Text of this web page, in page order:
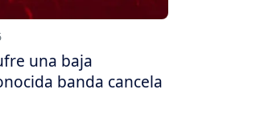
una baja
banda cancela